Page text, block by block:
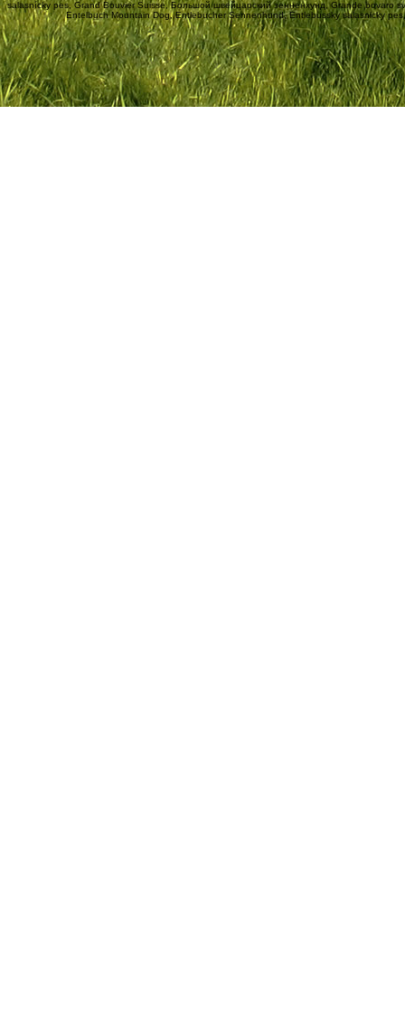
salasnícky pes, Grand Bouvier Suisse, Большой швейцарский зенненхунд, Grande bovaro
Entelbuch Mountain Dog, Entlebucher Sennenhund, Entlebussky salasnicky